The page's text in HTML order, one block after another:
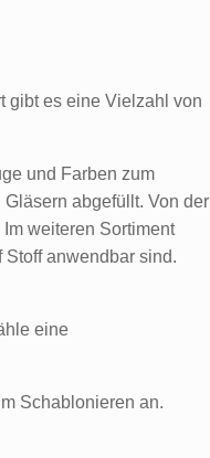
gibt es eine Vielzahl von
und Farben zum
abgefüllt. Von der
weiteren Sortiment
anwendbar sind.
eine
Schablonieren an.